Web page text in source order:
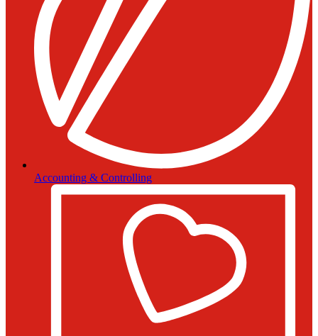
Accounting & Controlling